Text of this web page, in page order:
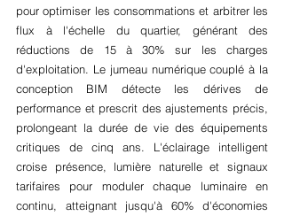
pour optimiser les consommations et arbitrer les
flux à l'échelle du quartier, générant des
réductions de 15 à 30% sur les charges
d'exploitation. Le jumeau numérique couplé à la
conception BIM détecte les dérives de
performance et prescrit des ajustements précis,
prolongeant la durée de vie des équipements
critiques de cinq ans. L'éclairage intelligent
croise présence, lumière naturelle et signaux
tarifaires pour moduler chaque luminaire en
continu, atteignant jusqu'à 60% d'économies